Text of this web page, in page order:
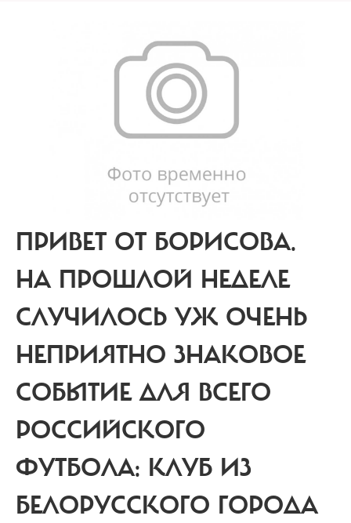
ПРИВЕТ ОТ БОРИСОВА.
НА ПРОШЛОЙ НЕДЕЛЕ
СЛУЧИЛОСЬ УЖ ОЧЕНЬ
НЕПРИЯТНО ЗНАКОВОЕ
СОБЫТИЕ ДЛЯ ВСЕГО
РОССИЙСКОГО
ФУТБОЛА: КЛУБ ИЗ
БЕЛОРУССКОГО ГОРОДА